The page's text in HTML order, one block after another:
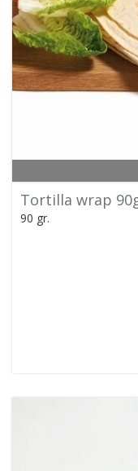
Tortilla wrap
90 gr.